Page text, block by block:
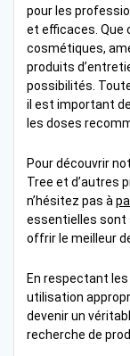
pour les
et efficaces. Que
cosmétiques,
produits
possibilités.
il est important
les doses
Pour découvrir
Tree et d’autres
n’hésitez pas à
essentielles sont
offrir le meilleur
En respectant
utilisation
devenir un
recherche de